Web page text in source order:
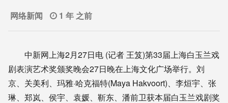
网络新闻 1 年 之前
中新网上海2月27日电 (记者 王笈)第33届上海白玉兰戏
剧表演艺术奖颁奖晚会27日晚在上海文化广场举行。刘
京、关美利、玛雅·哈克福特(Maya Hakvoort)、李烜宇、张
琳、郑岚、侯宇、袁媛、靳东、潘前卫获本届白玉兰戏剧奖